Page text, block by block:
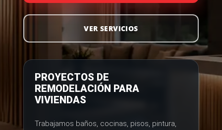
VER SERVICIOS
PROYECTOS DE
REMODELACIÓN PARA
VIVIENDAS
Trabajamos baños, cocinas, pisos, pintura,